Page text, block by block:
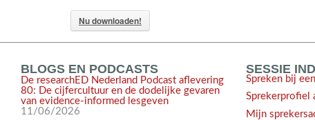
Nu downloaden!
BLOGS EN PODCASTS
De researchED Nederland Podcast aflevering
80: De cijfercultuur en de dodelijke gevaren
van evidence-informed lesgeven
11/06/2026
SESSIE
Spreken bij
Sprekerprofiel
Mijn